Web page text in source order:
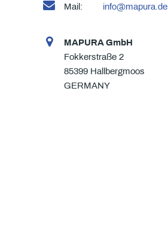
Mail: info@mapura.de
MAPURA GmbH
Fokkerstraße 2
85399 Hallbergmoos
GERMANY